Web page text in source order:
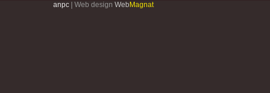
anpc Web design Web Magnat